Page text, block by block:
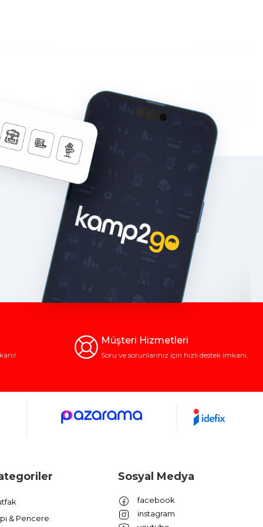
Müşteri Hizmetleri
Soru ve sorunlarınız için hızlı destek imkanı.
& Pencere
Sosyal Medya
facebook
instagram